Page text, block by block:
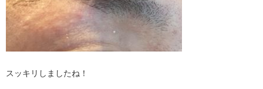
スッキリしましたね！